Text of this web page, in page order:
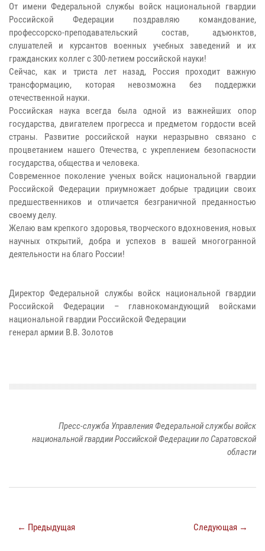
От имени Федеральной службы войск национальной гвардии
Российской Федерации поздравляю командование,
профессорско-преподавательский состав, адъюнктов,
слушателей и курсантов военных учебных заведений и их
гражданских коллег с 300-летием российской науки!
Сейчас, как и триста лет назад, Россия проходит важную
трансформацию, которая невозможна без поддержки
отечественной науки.
Российская наука всегда была одной из важнейших опор
государства, двигателем прогресса и предметом гордости всей
страны. Развитие российской науки неразрывно связано с
процветанием нашего Отечества, с укреплением безопасности
государства, общества и человека.
Современное поколение ученых войск национальной гвардии
Российской Федерации приумножает добрые традиции своих
предшественников и отличается безграничной преданностью
своему делу.
Желаю вам крепкого здоровья, творческого вдохновения, новых
научных открытий, добра и успехов в вашей многогранной
деятельности на благо России!
Директор Федеральной службы войск национальной гвардии
Российской Федерации – главнокомандующий войсками
национальной гвардии Российской Федерации
генерал армии В.В. Золотов
Пресс-служба Управления Федеральной службы войск
национальной гвардии Российской Федерации по Саратовской
области
← Предыдущая Следующая →